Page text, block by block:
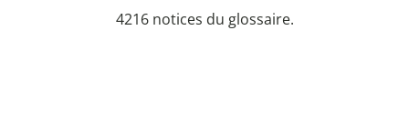
4216 notices du glossaire.